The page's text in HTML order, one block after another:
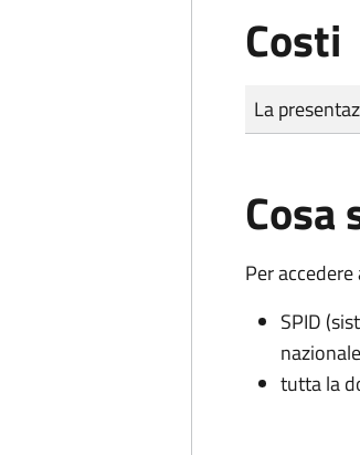
Costi
Tipo di
Importo
La
Cosa
Per
SPID
tutta la